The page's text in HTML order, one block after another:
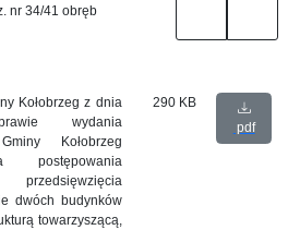
nr 34/41 obręb
Kołobrzeg z dnia
wydania
Kołobrzeg
postępowania
przedsięwzięcia
dwóch budynków
towarzyszącą,
290 KB
pdf